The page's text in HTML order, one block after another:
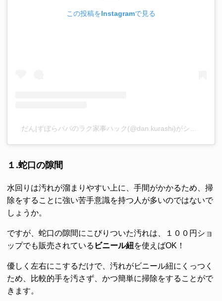
この投稿をInstagramで見る
だん|ずぼらパパのラク家事ハック(@dan.kurashi)がシェアした投稿
１.蛇口の隙間
水回りは汚れが溜まりやすい上に、手間がかかるため、掃
除をすることに強い苦手意識を持つ人が多いのではないで
しょうか。
ですが、蛇口の隙間にこびりついた汚れは、１００円ショ
ップでも販売されている ビニール紐を使えばOK！
優しく左右にこするだけで、汚れがビニール紐にくっつく
ため、比較的手を汚さず、かつ簡単に掃除をすることがで
きます。